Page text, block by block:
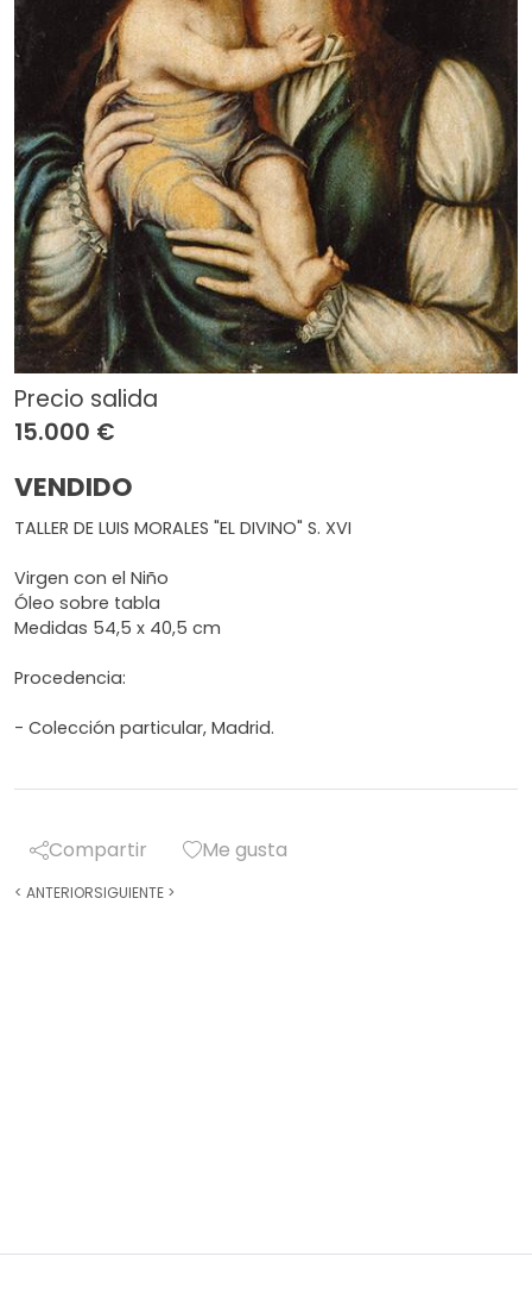
Precio salida
15.000 €
VENDIDO
TALLER DE LUIS MORALES "EL DIVINO" S. XVI
Virgen con el Niño
Óleo sobre tabla
Medidas 54,5 x 40,5 cm
Procedencia:
- Colección particular, Madrid.
Compartir Me gusta
< ANTERIORSIGUIENTE >